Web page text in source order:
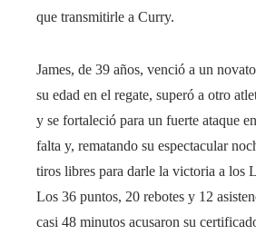
que transmitirle a Curry.
James, de 39 años, venció a un
su edad en el regate, superó a otro
y se fortaleció para un fuerte ataque
falta y, rematando su espectacular
tiros libres para darle la victoria a los
Los 36 puntos, 20 rebotes y 12
casi 48 minutos acusaron su